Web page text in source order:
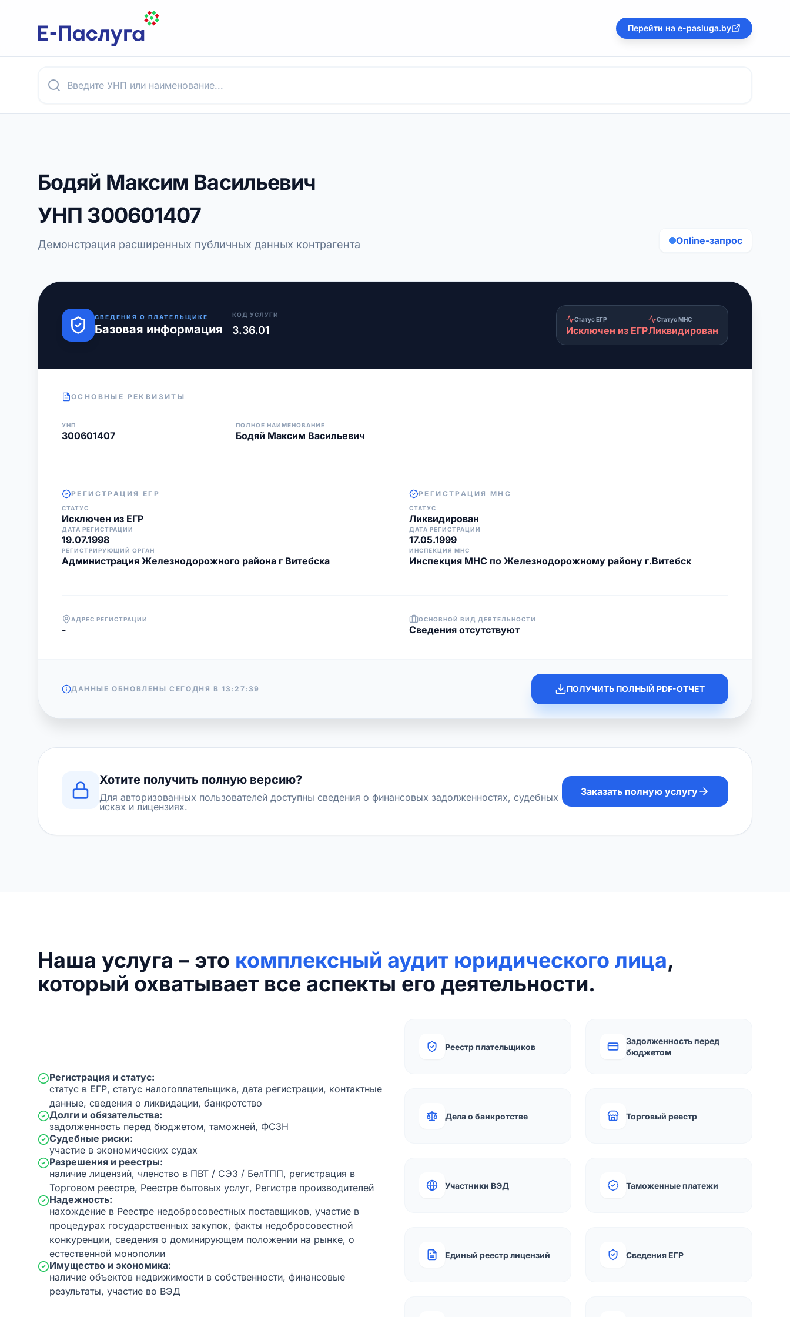
Перейти на e-pasluga.by
Бодяй Максим Васильевич
УНП 300601407
Демонстрация расширенных публичных данных контрагента Online-запрос
СВЕДЕНИЯ О ПЛАТЕЛЬЩИКЕ
Базовая информация
КОД УСЛУГИ
3.36.01
Статус ЕГР
Исключен из ЕГР
Статус МНС
Ликвидирован
ОСНОВНЫЕ РЕКВИЗИТЫ
УНП
300601407
ПОЛНОЕ НАИМЕНОВАНИЕ
Бодяй Максим Васильевич
РЕГИСТРАЦИЯ ЕГР
СТАТУС
Исключен из ЕГР
ДАТА РЕГИСТРАЦИИ
19.07.1998
РЕГИСТРИРУЮЩИЙ ОРГАН
Администрация Железнодорожного района г Витебска
РЕГИСТРАЦИЯ МНС
СТАТУС
Ликвидирован
ДАТА РЕГИСТРАЦИИ
17.05.1999
ИНСПЕКЦИЯ МНС
Инспекция МНС по Железнодорожному району г.Витебск
АДРЕС РЕГИСТРАЦИИ
-
ОСНОВНОЙ ВИД ДЕЯТЕЛЬНОСТИ
Cведения отсутствуют
ДАННЫЕ ОБНОВЛЕНЫ СЕГОДНЯ В13:27:39 ПОЛУЧИТЬ ПОЛНЫЙ PDF-ОТЧЕТ
Хотите получить полную версию?
Для авторизованных пользователей доступны сведения о финансовых задолженностях, судебных
исках и лицензиях.
Заказать полную услугу
Наша услуга – это комплексный аудит юридического лица,
который охватывает все аспекты его деятельности.
Регистрация и статус:
статус в ЕГР, статус налогоплательщика, дата регистрации, контактные
данные, сведения о ликвидации, банкротство
Долги и обязательства:
задолженность перед бюджетом, таможней, ФСЗН
Судебные риски:
участие в экономических судах
Разрешения и реестры:
наличие лицензий, членство в ПВТ / СЭЗ / БелТПП, регистрация в
Торговом реестре, Реестре бытовых услуг, Регистре производителей
Надежность:
нахождение в Реестре недобросовестных поставщиков, участие в
процедурах государственных закупок, факты недобросовестной
конкуренции, сведения о доминирующем положении на рынке, о
естественной монополии
Имущество и экономика:
наличие объектов недвижимости в собственности, финансовые
результаты, участие во ВЭД
Реестр плательщиков
Задолженность перед
бюджетом
Дела о банкротстве Торговый реестр
Участники ВЭД Таможенные платежи
Единый реестр лицензий Сведения ЕГР